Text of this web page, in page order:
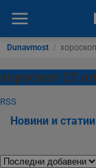
Dunavmost /
хороскоп 22
RSS
Новини и